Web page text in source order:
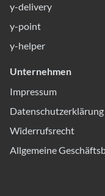
y-delivery
y-point
y-helper
Unternehmen
Impressum
Datenschutzerklärung
Widerrufsrecht
Allgemeine